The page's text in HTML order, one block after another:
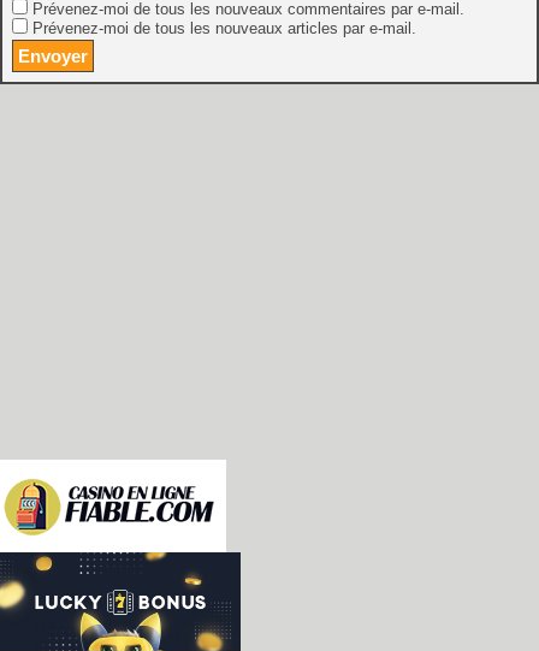
Prévenez-moi de tous les nouveaux commentaires par e-mail.
Prévenez-moi de tous les nouveaux articles par e-mail.